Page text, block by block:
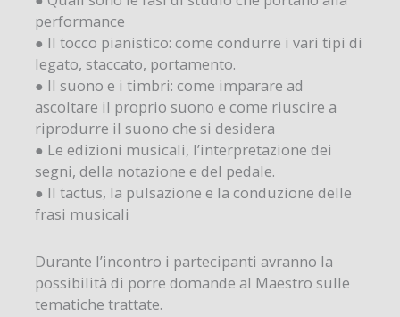
performance
● Il tocco pianistico: come condurre i vari tipi di
legato, staccato, portamento.
● Il suono e i timbri: come imparare ad
ascoltare il proprio suono e come riuscire a
riprodurre il suono che si desidera
● Le edizioni musicali, l’interpretazione dei
segni, della notazione e del pedale.
● Il tactus, la pulsazione e la conduzione delle
frasi musicali
Durante l’incontro i partecipanti avranno la
possibilità di porre domande al Maestro sulle
tematiche trattate.